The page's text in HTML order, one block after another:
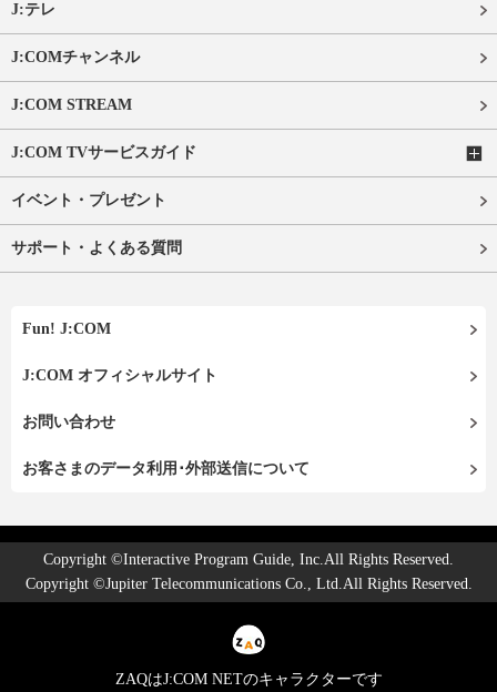
J:テレ
J:COMチャンネル
J:COM STREAM
J:COM TVサービスガイド
イベント・プレゼント
サポート・よくある質問
Fun! J:COM
J:COM オフィシャルサイト
お問い合わせ
お客さまのデータ利用･外部送信について
Copyright ©Interactive Program Guide, Inc.All Rights Reserved.
Copyright ©Jupiter Telecommunications Co., Ltd.All Rights Reserved.
ZAQはJ:COM NETのキャラクターです